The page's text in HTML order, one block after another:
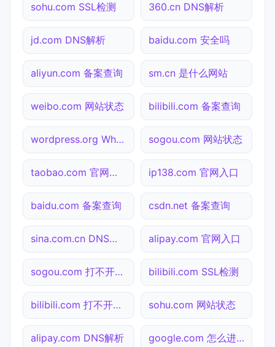
sohu.com SSL检测 360.cn DNS解析
jd.com DNS解析 baidu.com 安全吗
aliyun.com 备案查询 sm.cn 是什么网站
weibo.com 网站状态 bilibili.com 备案查询
wordpress.org Whois查询 sogou.com 网站状态
taobao.com 官网入口 ip138.com 官网入口
baidu.com 备案查询 csdn.net 备案查询
sina.com.cn DNS解析 alipay.com 官网入口
sogou.com 打不开检测 bilibili.com SSL检测
bilibili.com 打不开检测 sohu.com 网站状态
alipay.com DNS解析 google.com 怎么进入